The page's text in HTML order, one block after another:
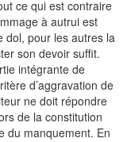
ce qui est contraire
à autrui est
dol, pour les autres la
son devoir suffit.
intégrante de
d’aggravation de
ne doit répondre
de la constitution
du manquement. En